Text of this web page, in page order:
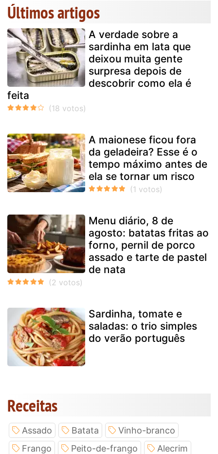
Últimos artigos
A verdade sobre a
sardinha em lata que
deixou muita gente
surpresa depois de
descobrir como ela é
feita
A maionese ficou fora
da geladeira? Esse é o
tempo máximo antes de
ela se tornar um risco
Menu diário, 8 de
agosto: batatas fritas ao
forno, pernil de porco
assado e tarte de pastel
de nata
Sardinha, tomate e
saladas: o trio simples
do verão português
Receitas
Assado Batata
Vinho-branco
Frango
Peito-de-frango
Alecrim